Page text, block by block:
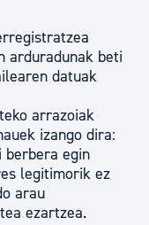
arduradunak beti
datuak
arrazoiak
izango dira:
berbera egin
legitimorik ez
arau
ezartzea.